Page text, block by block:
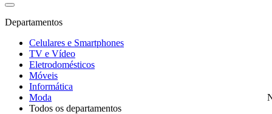
Departamentos
Celulares e Smartphones
TV e Vídeo
Eletrodomésticos
Móveis
Informática
Moda
Todos os departamentos